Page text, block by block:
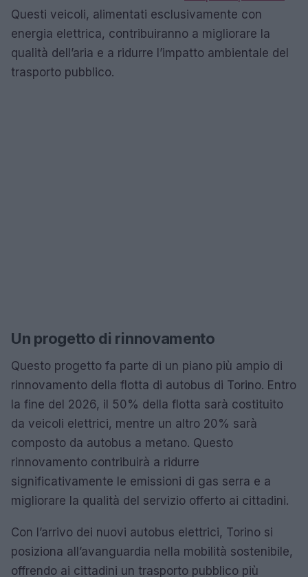
Questi veicoli, alimentati esclusivamente con
energia elettrica, contribuiranno a migliorare la
qualità dell’aria e a ridurre l’impatto ambientale del
trasporto pubblico.
Un progetto di rinnovamento
Questo progetto fa parte di un piano più ampio di
rinnovamento della flotta di autobus di Torino. Entro
la fine del 2026, il 50% della flotta sarà costituito
da veicoli elettrici, mentre un altro 20% sarà
composto da autobus a metano. Questo
rinnovamento contribuirà a ridurre
significativamente le emissioni di gas serra e a
migliorare la qualità del servizio offerto ai cittadini.
Con l’arrivo dei nuovi autobus elettrici, Torino si
posiziona all’avanguardia nella mobilità sostenibile,
offrendo ai cittadini un trasporto pubblico più